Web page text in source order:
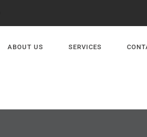
ABOUT US SERVICES